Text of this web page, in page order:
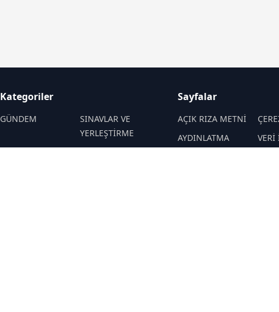
Kategoriler
GÜNDEM
SINAVLAR VE
YERLEŞTİRME
Sayfalar
AÇIK RIZA METNİ
AYDINLATMA
VERİ